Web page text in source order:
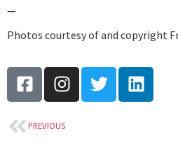
—
Photos courtesy of and copyright
PREVIOUS